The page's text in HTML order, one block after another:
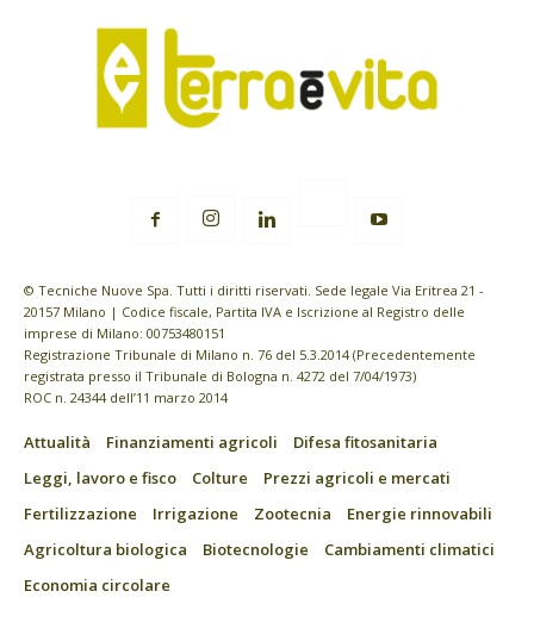
© Tecniche Nuove Spa. Tutti i diritti riservati. Sede legale Via Eritrea 21 -
20157 Milano | Codice fiscale, Partita IVA e Iscrizione al Registro delle
imprese di Milano: 00753480151
Registrazione Tribunale di Milano n. 76 del 5.3.2014 (Precedentemente
registrata presso il Tribunale di Bologna n. 4272 del 7/04/1973)
ROC n. 24344 dell’11 marzo 2014
Attualità Finanziamenti agricoli
Difesa fitosanitaria
Leggi, lavoro e fisco
Colture
Prezzi agricoli e mercati
Fertilizzazione
Irrigazione Zootecnia
Energie rinnovabili
Agricoltura biologica
Biotecnologie
Cambiamenti climatici
Economia circolare